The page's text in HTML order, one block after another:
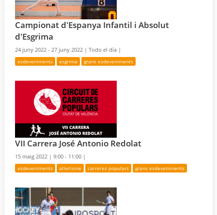
Campionat d'Espanya Infantil i Absolut
d'Esgrima
24 juny 2022 - 27 juny 2022 |Todo el día |
esdeveniments esgrima grans esdeveniments
VII Carrera José Antonio Redolat
15 maig 2022 |9:00 - 11:00 |
esdeveniments atletisme carreres populars grans esdeveniments